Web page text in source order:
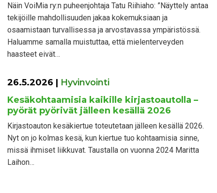
Näin VoiMia ry:n puheenjohtaja Tatu Riihiaho: ”Näyttely antaa
tekijöille mahdollisuuden jakaa kokemuksiaan ja
osaamistaan turvallisessa ja arvostavassa ympäristössä.
Haluamme samalla muistuttaa, että mielenterveyden
haasteet eivät…
26.5.2026 | Hyvinvointi
Kesäkohtaamisia kaikille kirjastoautolla –
pyörät pyörivät jälleen kesällä 2026
Kirjastoauton kesäkiertue toteutetaan jälleen kesällä 2026.
Nyt on jo kolmas kesä, kun kiertue tuo kohtaamisia sinne,
missä ihmiset liikkuvat. Taustalla on vuonna 2024 Maritta
Laihon…